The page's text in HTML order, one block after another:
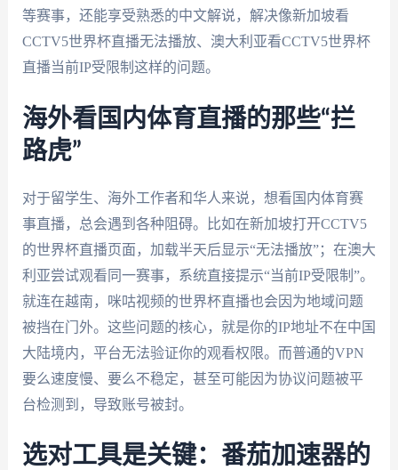
等赛事，还能享受熟悉的中文解说，解决像新加坡看
CCTV5世界杯直播无法播放、澳大利亚看CCTV5世界杯
直播当前IP受限制这样的问题。
海外看国内体育直播的那些“拦
路虎”
对于留学生、海外工作者和华人来说，想看国内体育赛
事直播，总会遇到各种阻碍。比如在新加坡打开CCTV5
的世界杯直播页面，加载半天后显示“无法播放”；在澳大
利亚尝试观看同一赛事，系统直接提示“当前IP受限制”。
就连在越南，咪咕视频的世界杯直播也会因为地域问题
被挡在门外。这些问题的核心，就是你的IP地址不在中国
大陆境内，平台无法验证你的观看权限。而普通的VPN
要么速度慢、要么不稳定，甚至可能因为协议问题被平
台检测到，导致账号被封。
选对工具是关键：番茄加速器的